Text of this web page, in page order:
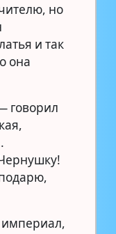
но
и так
она
говорил